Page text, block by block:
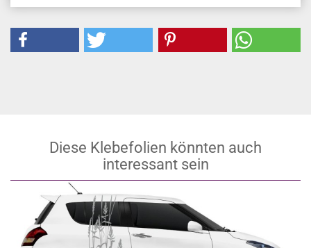
Diese Klebefolien könnten auch
interessant sein